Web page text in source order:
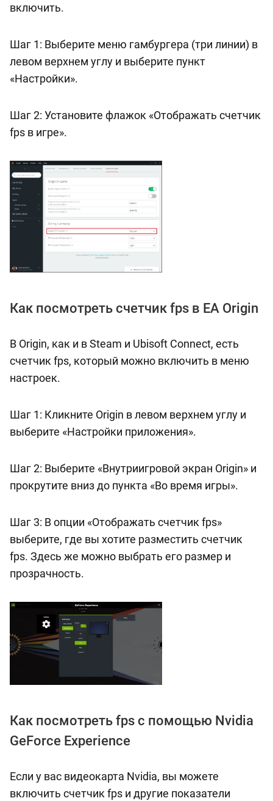
включить.
Шаг 1: Выберите меню гамбургера (три линии) в
левом верхнем углу и выберите пункт
«Настройки».
Шаг 2: Установите флажок «Отображать счетчик
fps в игре».
Как посмотреть счетчик fps в EA Origin
В Origin, как и в Steam и Ubisoft Connect, есть
счетчик fps, который можно включить в меню
настроек.
Шаг 1: Кликните Origin в левом верхнем углу и
выберите «Настройки приложения».
Шаг 2: Выберите «Внутриигровой экран Origin» и
прокрутите вниз до пункта «Во время игры».
Шаг 3: В опции «Отображать счетчик fps»
выберите, где вы хотите разместить счетчик
fps. Здесь же можно выбрать его размер и
прозрачность.
Как посмотреть fps с помощью Nvidia
GeForce Experience
Если у вас видеокарта Nvidia, вы можете
включить счетчик fps и другие показатели